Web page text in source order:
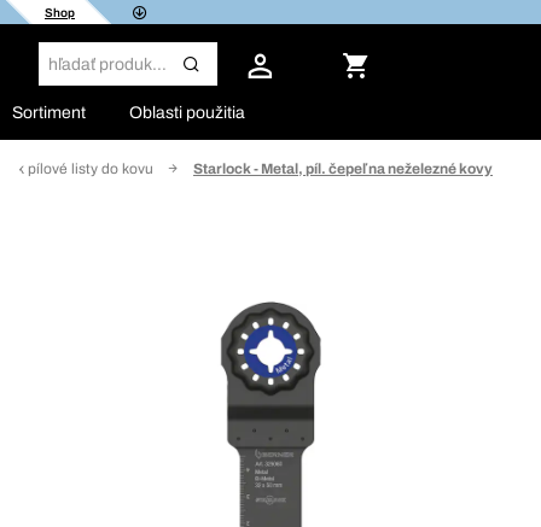
Shop
Sortiment Oblasti použitia
pílové listy do kovu Starlock - Metal, píl. čepeľ na neželezné kovy